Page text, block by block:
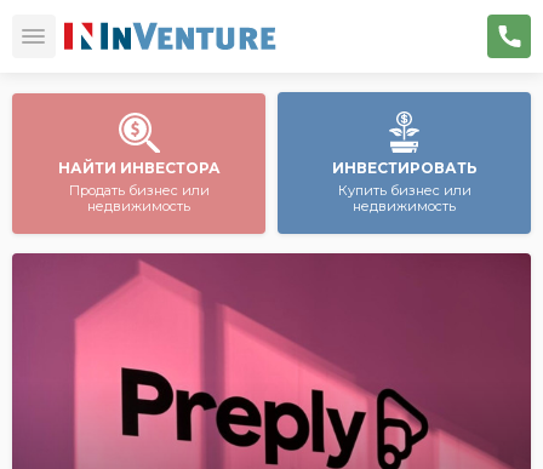
НАЙТИ ИНВЕСТОРА
Продать бизнес или
недвижимость
ИНВЕСТИРОВАТЬ
Купить бизнес или
недвижимость